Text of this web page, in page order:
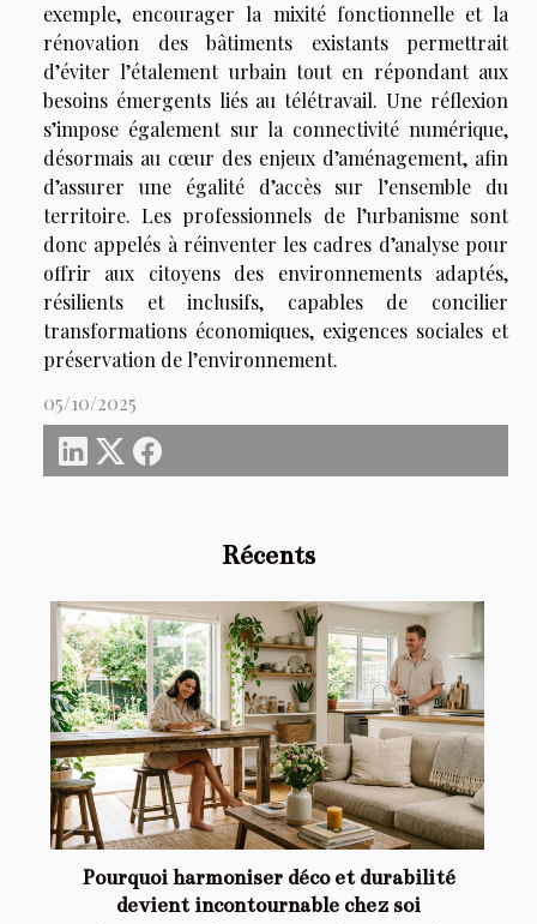
Récents
Pourquoi harmoniser déco et durabilité
devient incontournable chez soi
exemple, encourager la mixité fonctionnelle et la
rénovation des bâtiments existants permettrait
d’éviter l’étalement urbain tout en répondant aux
besoins émergents liés au télétravail. Une réflexion
s’impose également sur la connectivité numérique,
désormais au cœur des enjeux d’aménagement, afin
d’assurer une égalité d’accès sur l’ensemble du
territoire. Les professionnels de l’urbanisme sont
donc appelés à réinventer les cadres d’analyse pour
offrir aux citoyens des environnements adaptés,
résilients et inclusifs, capables de concilier
transformations économiques, exigences sociales et
préservation de l’environnement.
05/10/2025